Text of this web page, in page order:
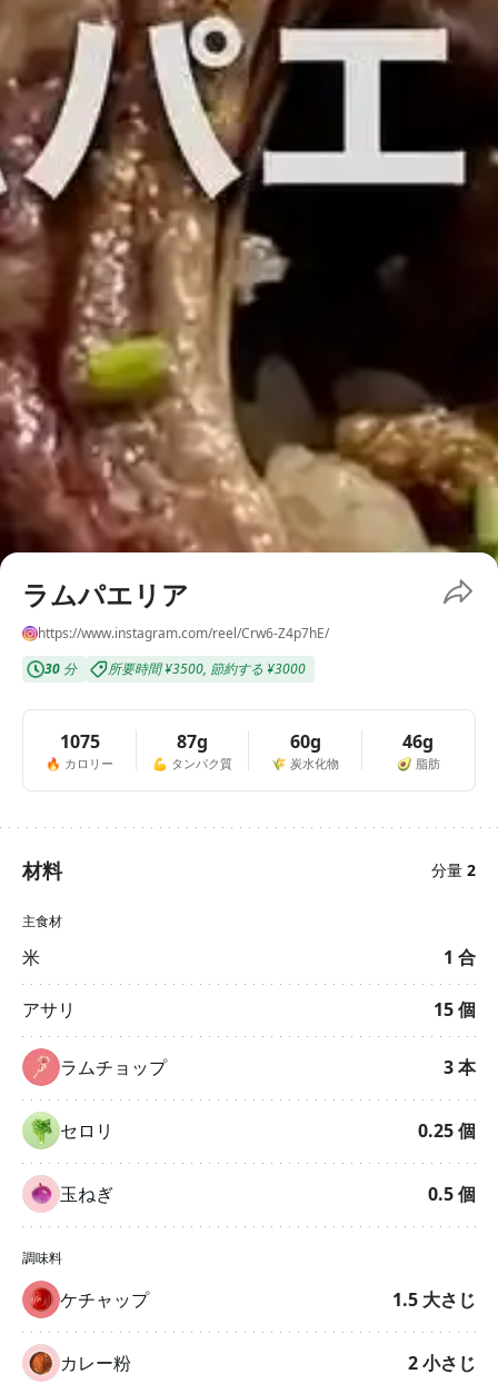
ラムパエリア
https://www.instagram.com/reel/Crw6-Z4p7hE/
30分 所要時間¥3500, 節約する ¥3000
1075
🔥 カロリー
87g
💪 タンパク質
60g
🌾 炭水化物
46g
🥑 脂肪
材料 分量 2
主食材
米 1 合
アサリ 15個
ラムチョップ 3本
セロリ 0.25個
玉ねぎ 0.5個
調味料
ケチャップ 1.5大さじ
カレー粉 2小さじ